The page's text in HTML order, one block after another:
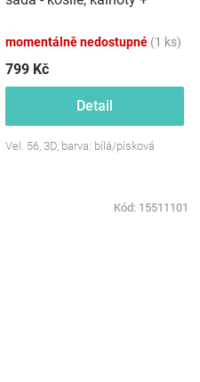
bílá/písková
momentálně nedostupné (1 ks)
799 Kč
Detail
Vel. 56, 3D, barva: bílá/písková
Kód: 15511101